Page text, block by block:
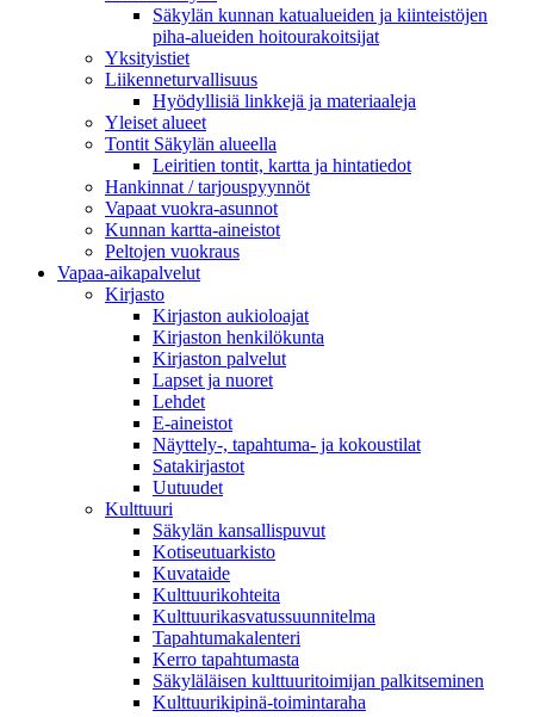
Säkylän kunnan katualueiden ja kiinteistöjen
piha-alueiden hoitourakoitsijat
Yksityistiet
Liikenneturvallisuus
Hyödyllisiä linkkejä ja materiaaleja
Yleiset alueet
Tontit Säkylän alueella
Leiritien tontit, kartta ja hintatiedot
Hankinnat / tarjouspyynnöt
Vapaat vuokra-asunnot
Kunnan kartta-aineistot
Peltojen vuokraus
Vapaa-aika­palvelut
Kirjasto
Kirjaston aukioloajat
Kirjaston henkilökunta
Kirjaston palvelut
Lapset ja nuoret
Lehdet
E-aineistot
Näyttely-, tapahtuma- ja kokoustilat
Satakirjastot
Uutuudet
Kulttuuri
Säkylän kansallispuvut
Kotiseutuarkisto
Kuvataide
Kulttuurikohteita
Kulttuurikasvatussuunnitelma
Tapahtumakalenteri
Kerro tapahtumasta
Säkyläläisen kulttuuritoimijan palkitseminen
Kulttuurikipinä-toimintaraha